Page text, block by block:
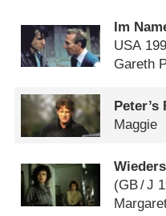
Im
USA
Gareth
Peter’s
Maggie
(GB/J